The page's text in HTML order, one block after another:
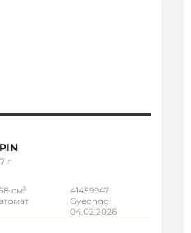
г
см3
41459947
Gyeonggi
04.02.2026